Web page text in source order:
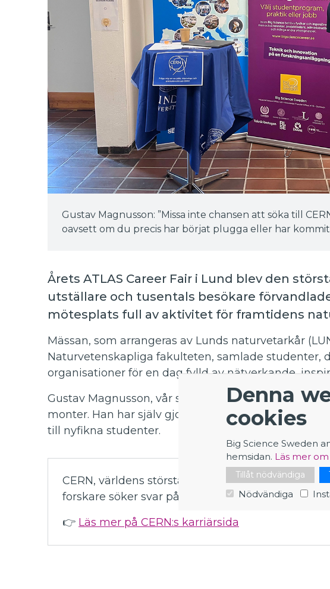
Denna
cookies
Big Science Sweden
hemsidan. Läs mer
Tillåt nödvändiga
Nödvändiga
Gustav Magnusson: ”Missa inte chansen att söka till
oavsett om du precis har börjat plugga eller har
Årets ATLAS Career Fair i Lund blev den
utställare och tusentals besökare
mötesplats full av aktivitet för framtidens
Mässan, som arrangeras av Lunds naturvetarkår
Naturvetenskapliga fakulteten, samlade studenter,
organisationer för en dag fylld av nätverkande,
Gustav Magnusson, vår studentmedarbetare, hade
monter. Han har själv gjort praktik på CERN och
till nyfikna studenter.
CERN, världens största partikelfysiklaboratorium
forskare söker svar på några av de största
👉 Läs mer på CERN:s karriärsida